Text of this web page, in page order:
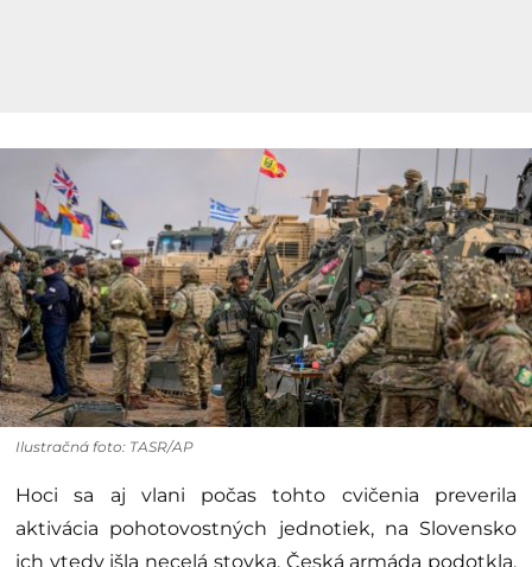
Ilustračná foto: TASR/AP
Hoci sa aj vlani počas tohto cvičenia preverila
aktivácia pohotovostných jednotiek, na Slovensko
ich vtedy išla necelá stovka. Česká armáda podotkla,